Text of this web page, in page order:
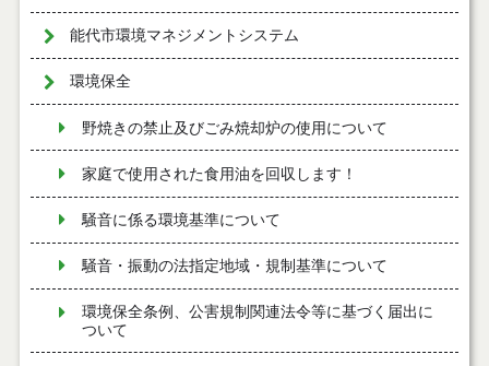
能代市環境マネジメントシステム
環境保全
野焼きの禁止及びごみ焼却炉の使用について
家庭で使用された食用油を回収します！
騒音に係る環境基準について
騒音・振動の法指定地域・規制基準について
環境保全条例、公害規制関連法令等に基づく届出に
ついて